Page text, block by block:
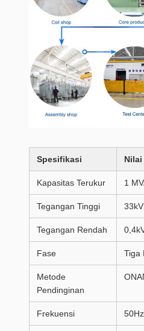
Spesifikasi Nilai
Kapasitas Terukur 1
Tegangan Tinggi 33kV
Tegangan Rendah
Fase Tiga
Metode
Pendinginan
Frekuensi